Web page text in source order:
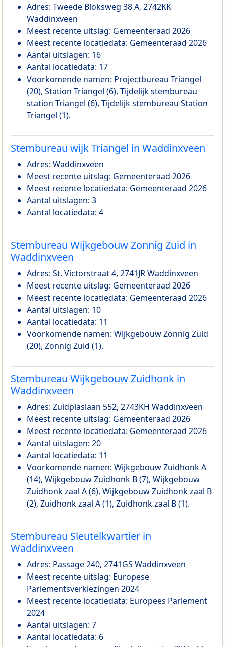
Adres: Tweede Bloksweg 38 A, 2742KK
Waddinxveen
Meest recente uitslag: Gemeenteraad 2026
Meest recente locatiedata: Gemeenteraad 2026
Aantal uitslagen: 16
Aantal locatiedata: 17
Voorkomende namen: Projectbureau Triangel
(20), Station Triangel (6), Tijdelijk stembureau
station Triangel (6), Tijdelijk stembureau Station
Triangel (1).
Stembureau wijk Triangel in Waddinxveen
Adres: Waddinxveen
Meest recente uitslag: Gemeenteraad 2026
Meest recente locatiedata: Gemeenteraad 2026
Aantal uitslagen: 3
Aantal locatiedata: 4
Stembureau Wijkgebouw Zonnig Zuid in
Waddinxveen
Adres: St. Victorstraat 4, 2741JR Waddinxveen
Meest recente uitslag: Gemeenteraad 2026
Meest recente locatiedata: Gemeenteraad 2026
Aantal uitslagen: 10
Aantal locatiedata: 11
Voorkomende namen: Wijkgebouw Zonnig Zuid
(20), Zonnig Zuid (1).
Stembureau Wijkgebouw Zuidhonk in
Waddinxveen
Adres: Zuidplaslaan 552, 2743KH Waddinxveen
Meest recente uitslag: Gemeenteraad 2026
Meest recente locatiedata: Gemeenteraad 2026
Aantal uitslagen: 20
Aantal locatiedata: 11
Voorkomende namen: Wijkgebouw Zuidhonk A
(14), Wijkgebouw Zuidhonk B (7), Wijkgebouw
Zuidhonk zaal A (6), Wijkgebouw Zuidhonk zaal B
(2), Zuidhonk zaal A (1), Zuidhonk zaal B (1).
Stembureau Sleutelkwartier in
Waddinxveen
Adres: Passage 240, 2741GS Waddinxveen
Meest recente uitslag: Europese
Parlementsverkiezingen 2024
Meest recente locatiedata: Europees Parlement
2024
Aantal uitslagen: 7
Aantal locatiedata: 6